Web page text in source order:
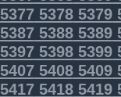
53785379
53885389
53985399
54085409
54185419